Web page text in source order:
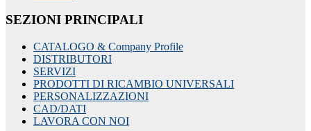
SEZIONI PRINCIPALI
CATALOGO & Company Profile
DISTRIBUTORI
SERVIZI
PRODOTTI DI RICAMBIO UNIVERSALI
PERSONALIZZAZIONI
CAD/DATI
LAVORA CON NOI